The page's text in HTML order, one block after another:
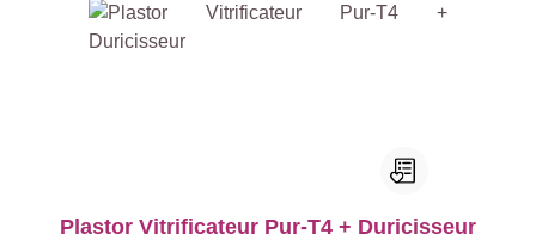
Plastor Vitrificateur Pur-T4 + Duricisseur